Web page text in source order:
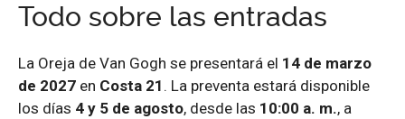
Todo sobre las entradas
La Oreja de Van Gogh se presentará el 14 de marzo
de 2027 en Costa 21 . La preventa estará disponible
los días 4 y 5 de agosto, desde las 10:00 a. m., a